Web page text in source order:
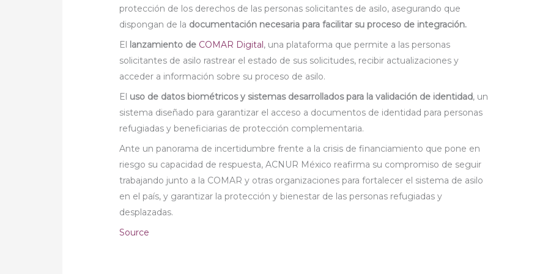
protección de los derechos de las personas solicitantes de asilo, asegurando que
dispongan de la documentación necesaria para facilitar su proceso de integración.
El lanzamiento de COMAR Digital, una plataforma que permite a las personas
solicitantes de asilo rastrear el estado de sus solicitudes, recibir actualizaciones y
acceder a información sobre su proceso de asilo.
El uso de datos biométricos y sistemas desarrollados para la validación de identidad, un
sistema diseñado para garantizar el acceso a documentos de identidad para personas
refugiadas y beneficiarias de protección complementaria.
Ante un panorama de incertidumbre frente a la crisis de financiamiento que pone en
riesgo su capacidad de respuesta, ACNUR México reafirma su compromiso de seguir
trabajando junto a la COMAR y otras organizaciones para fortalecer el sistema de asilo
en el país, y garantizar la protección y bienestar de las personas refugiadas y
desplazadas.
Source